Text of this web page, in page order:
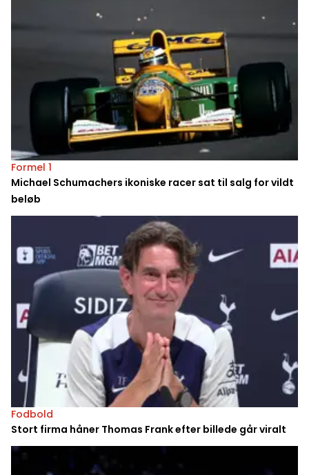
Formel 1
Michael Schumachers ikoniske racer sat til salg for vildt
beløb
Fodbold
Stort firma håner Thomas Frank efter billede går viralt